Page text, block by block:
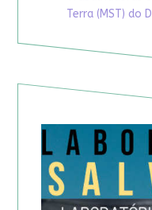
Terra (MST) do